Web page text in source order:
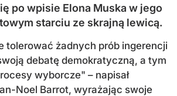
po wpisie Elona Muska w jego
starciu ze skrajną lewicą.
tolerować żadnych prób ingerencji
debatę demokratyczną, a tym
wyborcze" – napisał
Noel Barrot, wyrażając swoje